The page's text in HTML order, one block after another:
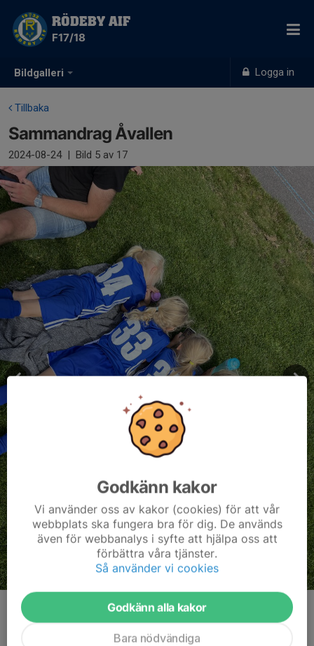
Bildgalleri Logga in
RÖDEBY AIF
F17/18
Tillbaka
Sammandrag Åvallen
2024-08-24 | Bild 5 av 17
Kommentarer
Godkänn kakor
Vi använder oss av kakor (cookies) för att vår
webbplats ska fungera bra för dig. De används
även för webbanalys i syfte att hjälpa oss att
förbättra våra tjänster.
Så använder vi cookies
Godkänn alla kakor
Bara nödvändiga